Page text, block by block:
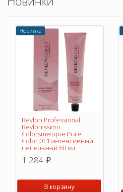
Новинка
Revlon Professional
Revlonissimo
Colorsmetique Pure
Color 011 интенсивный
пепельный 60 мл
1 284 p
В корзину